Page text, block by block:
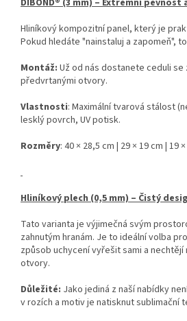
DIBOND® (3 mm) – Extrémní
Hliníkový kompozitní panel, který je
Pokud hledáte "nainstaluj a zapomeň",
Montáž: Už od nás dostanete ceduli se
předvrtanými otvory.
Vlastnosti: Maximální tvarová stálost
lesklý povrch, UV potisk.
Rozměry: 40 × 28,5 cm | 29 × 19 cm | 19
Hliníkový plech (0,5 mm) – Čistý
Tato varianta je výjimečná svým
zahnutým hranám. Je to ideální volba
způsob uchycení vyřešit sami a
otvory.
Důležité: Jako jediná z naší nabídky
v rozích a motiv je natisknut sublimační